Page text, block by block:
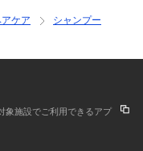
ケア
シャンプー
象施設でご利用できるアプ